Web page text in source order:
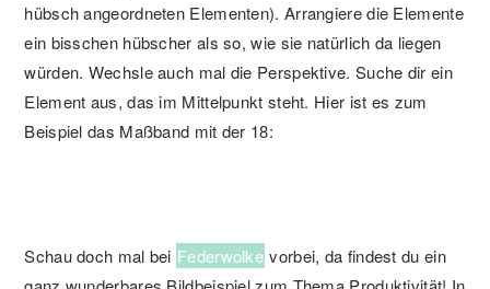
hübsch angeordneten Elementen). Arrangiere die Elemente
ein bisschen hübscher als so, wie sie natürlich da liegen
würden. Wechsle auch mal die Perspektive. Suche dir ein
Element aus, das im Mittelpunkt steht. Hier ist es zum
Beispiel das Maßband mit der 18:
Schau doch mal bei Federwolke vorbei, da findest du ein